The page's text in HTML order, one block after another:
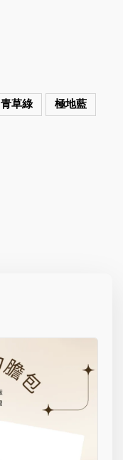
青草綠 極地藍